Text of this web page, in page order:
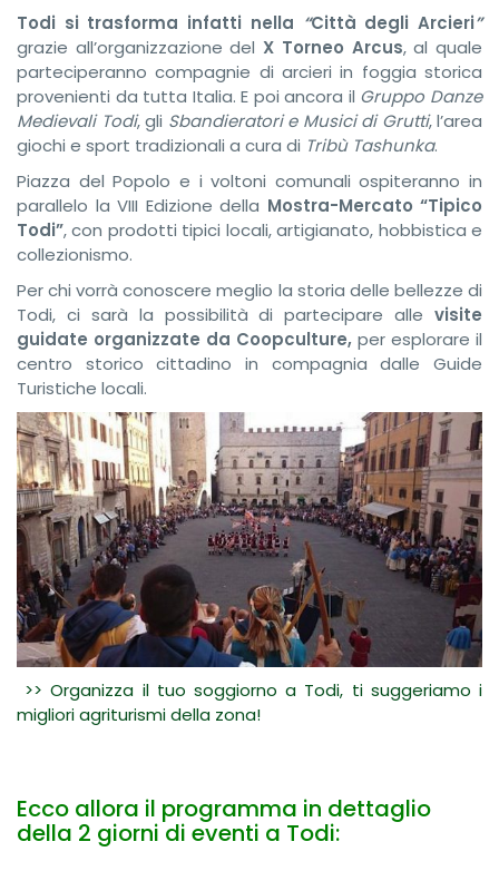
Todi si trasforma infatti nella “Città degli Arcieri”
grazie all’organizzazione del X Torneo Arcus, al quale
parteciperanno compagnie di arcieri in foggia storica
provenienti da tutta Italia. E poi ancora il Gruppo Danze
Medievali Todi, gli Sbandieratori e Musici di Grutti, l’area
giochi e sport tradizionali a cura di Tribù Tashunka.
Piazza del Popolo e i voltoni comunali ospiteranno in
parallelo la VIII Edizione della Mostra-Mercato “Tipico
Todi”, con prodotti tipici locali, artigianato, hobbistica e
collezionismo.
Per chi vorrà conoscere meglio la storia delle bellezze di
Todi, ci sarà la possibilità di partecipare alle visite
guidate organizzate da Coopculture, per esplorare il
centro storico cittadino in compagnia dalle Guide
Turistiche locali.
>> Organizza il tuo soggiorno a Todi, ti suggeriamo i
migliori agriturismi della zona!
Ecco allora il programma in dettaglio
della 2 giorni di eventi a Todi: